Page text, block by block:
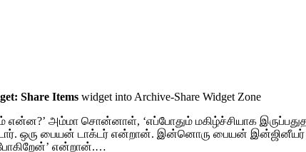
Share Items widget into Archive-Share Widget Zone
என்ன?’ அம்மா சொன்னாள், ‘எப்போதும் மகிழ்ச்சியாக
ஒரு பையன் டாக்டர் என்றான். இன்னொரு பையன் இன்ஜினீயர்
என்றான்.…